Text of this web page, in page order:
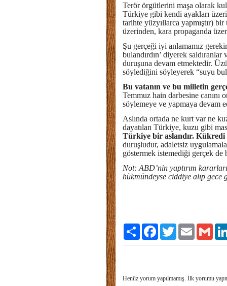
Terör örgütlerini maşa olarak
Türkiye gibi kendi ayakları
tarihte yüzyıllarca yapmıştır)
üzerinden, kara propaganda
Şu gerçeği iyi anlamamız
bulandırdın’ diyerek
duruşuna devam etmektedir.
söylediğini söyleyerek “suyu
Bu vatanın ve bu milletin
Temmuz hain darbesine
söylemeye ve yapmaya devam
Aslında ortada ne kurt var ne
dayatılan Türkiye, kuzu gibi
Türkiye bir aslandır. Kükredi
duruşludur, adaletsiz
göstermek istemediği gerçek
Not: ABD’nin yaptırım
hükmündeyse ciddiye alıp gece
Paylaş FacebookTwitter Email Gmail
Henüz yorum yapılmamış. İlk yorumu